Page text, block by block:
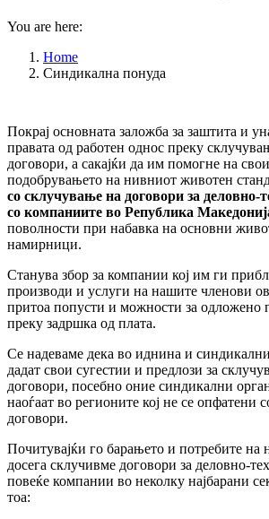
You are here:
Home
Синдикална понуда
Покрај основната заложба за заштита и
правата од работен однос преку
договори, а сакајќи да им помогне на
подобрувањето на нивниот животен
со склучување на договори за деловно-
со компаниите во Република
поволности при набавка на основни
намирници.
Станува збор за компании кој им ги
производи и услуги на нашите членови
притоа попусти и можности за одложено
преку задршка од плата.
Се надеваме дека во иднина и
дадат свои сугестии и предлози за
договори, посебно оние синдикални
наоѓаат во регионите кој не се опфатени
договори.
Почитувајќи го барањето и потребите на
досега склучивме договори за деловно-
повеќе компании во неколку најбарани
тоа: